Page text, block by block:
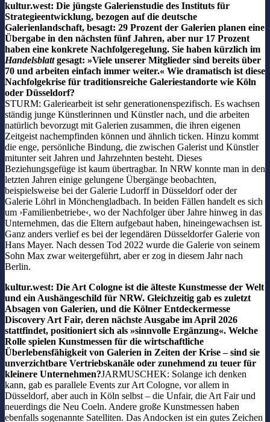
kultur.west: Die jüngste Galerienstudie des Instituts für
Strategieentwicklung, bezogen auf die deutsche
Galerienlandschaft, besagt: 29 Prozent der Galerien planen eine
Übergabe in den nächsten fünf Jahren, aber nur 17 Prozent
haben eine konkrete Nachfolgeregelung. Sie haben kürzlich im
Handelsblattgesagt: »Viele unserer Mitglieder sind bereits über
70 und arbeiten einfach immer weiter.« Wie dramatisch ist diese
Nachfolgekrise für traditionsreiche Galeriestandorte wie Köln
oder Düsseldorf?
STURM: Galeriearbeit ist sehr generationenspezifisch. Es wachsen
ständig junge Künstlerinnen und Künstler nach, und die arbeiten
natürlich bevorzugt mit Galerien zusammen, die ihren eigenen
Zeitgeist nachempfinden können und ähnlich ticken. Hinzu kommt
die enge, persönliche Bindung, die zwischen Galerist und Künstler
mitunter seit Jahren und Jahrzehnten besteht. Dieses
Beziehungsgefüge ist kaum übertragbar. In NRW konnte man in den
letzten Jahren einige gelungene Übergänge beobachten,
beispielsweise bei der Galerie Ludorff in Düsseldorf oder der
Galerie Löhrl in Mönchengladbach. In beiden Fällen handelt es sich
um ›Familienbetriebe‹, wo der Nachfolger über Jahre hinweg in das
Unternehmen, das die Eltern aufgebaut haben, hineingewachsen ist.
Ganz anders verlief es bei der legendären Düsseldorfer Galerie von
Hans Mayer. Nach dessen Tod 2022 wurde die Galerie von seinem
Sohn Max zwar weitergeführt, aber er zog in diesem Jahr nach
Berlin.
kultur.west: Die Art Cologne ist die älteste Kunstmesse der Welt
und ein Aushängeschild für NRW. Gleichzeitig gab es zuletzt
Absagen von Galerien, und die Kölner Entdeckermesse
Discovery Art Fair, deren nächste Ausgabe im April 2026
stattfindet, positioniert sich als »sinnvolle Ergänzung«. Welche
Rolle spielen Kunstmessen für die wirtschaftliche
Überlebensfähigkeit von Galerien in Zeiten der Krise – sind sie
unverzichtbare Vertriebskanäle oder zunehmend zu teuer für
kleinere Unternehmen?JARMUSCHEK: Solange ich denken
kann, gab es parallele Events zur Art Cologne, vor allem in
Düsseldorf, aber auch in Köln selbst – die Unfair, die Art Fair und
neuerdings die Neu Coeln. Andere große Kunstmessen haben
ebenfalls sogenannte Satelliten. Das Andocken ist ein gutes Zeichen